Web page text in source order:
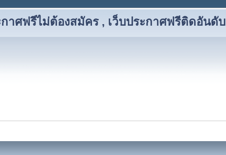
าศฟรีไม่ต้องสมัคร , เว็บประกาศฟรีติดอันดับ